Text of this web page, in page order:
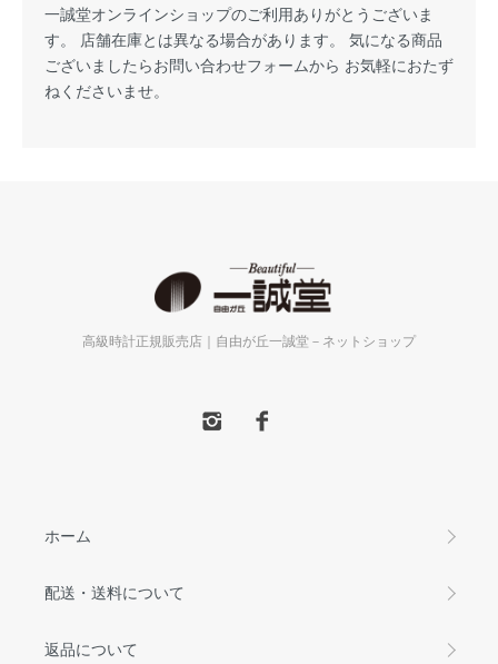
一誠堂オンラインショップのご利用ありがとうございま
す。 店舗在庫とは異なる場合があります。 気になる商品
ございましたらお問い合わせフォームから お気軽におたず
ねくださいませ。
高級時計正規販売店｜自由が丘一誠堂－ネットショップ
ホーム
配送・送料について
返品について